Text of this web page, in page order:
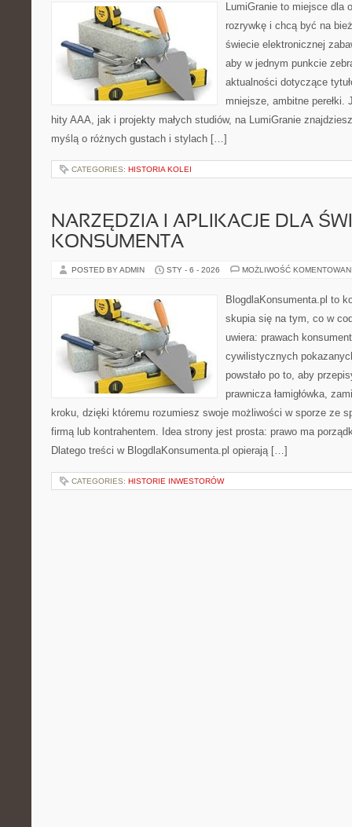
LumiGranie to miejsce dla
rozrywkę i chcą być na
świecie elektronicznej
aby w jednym punkcie
aktualności dotyczące
mniejsze, ambitne perełki.
hity AAA, jak i projekty małych studiów, na LumiGranie
myślą o różnych gustach i stylach […]
CATEGORIES: HISTORIA KOLEI
NARZĘDZIA I APLIKACJE DLA
KONSUMENTA
POSTED BY ADMIN STY - 6 - 2026 MOŻLIWOŚĆ
BlogdlaKonsumenta.pl to
skupia się na tym, co w
uwiera: prawach
cywilistycznych
powstało po to, aby
prawnicza łamigłówka,
kroku, dzięki któremu rozumiesz swoje możliwości w sporze ze
firmą lub kontrahentem. Idea strony jest prosta: prawo ma
Dlatego treści w BlogdlaKonsumenta.pl opierają […]
CATEGORIES: HISTORIE INWESTORÓW